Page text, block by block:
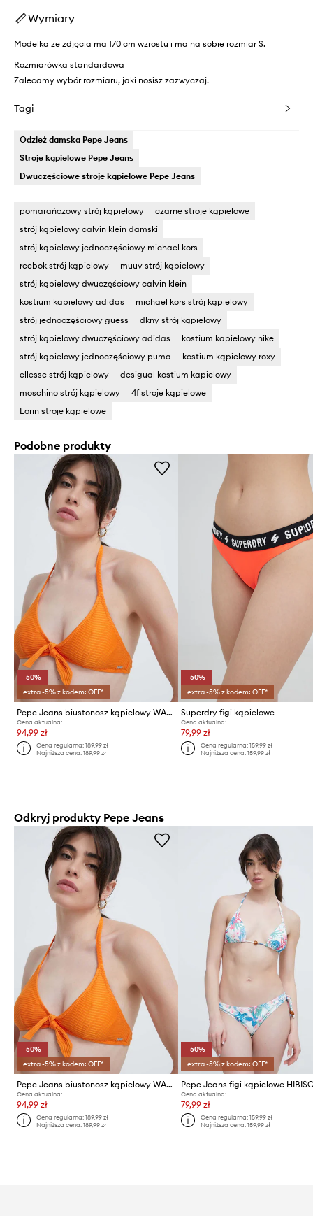
Wymiary
Modelka ze zdjęcia ma 170 cm wzrostu i ma na sobie rozmiar S.
Rozmiarówka standardowa
Zalecamy wybór rozmiaru, jaki nosisz zazwyczaj.
Tagi
Odzież damska Pepe Jeans
Stroje kąpielowe Pepe Jeans
Dwuczęściowe stroje kąpielowe Pepe Jeans
pomarańczowy strój kąpielowy
czarne stroje kąpielowe
strój kąpielowy calvin klein damski
strój kąpielowy jednoczęściowy michael kors
reebok strój kąpielowy
muuv strój kąpielowy
strój kąpielowy dwuczęściowy calvin klein
kostium kapielowy adidas
michael kors strój kąpielowy
strój jednoczęściowy guess
dkny strój kąpielowy
strój kąpielowy dwuczęściowy adidas
kostium kapielowy nike
strój kąpielowy jednoczęściowy puma
kostium kąpielowy roxy
ellesse strój kąpielowy
desigual kostium kapielowy
moschino strój kąpielowy
4f stroje kąpielowe
Lorin stroje kąpielowe
Podobne produkty
-50%
extra -5% z kodem: OFF*
Pepe Jeans biustonosz kąpielowy WAVE BR KNOT TOP
Cena aktualna:
94,99 zł
Cena regularna:189,99 zł
Najniższa cena:189,99 zł
-50%
extra -5% z kodem: OFF*
Superdry figi kąpielowe
Cena aktualna:
79,99 zł
Cena regularna: 159,99 zł
Najniższa cena: 159,99 zł
Odkryj produkty Pepe Jeans
-50%
extra -5% z kodem: OFF*
Pepe Jeans biustonosz kąpielowy WAVE BR KNOT TOP
Cena aktualna:
94,99 zł
Cena regularna:189,99 zł
Najniższa cena:189,99 zł
-50%
extra -5% z kodem: OFF*
Cena aktualna:
79,99 zł
Cena regularna: 159,99 zł
Najniższa cena: 159,99 zł